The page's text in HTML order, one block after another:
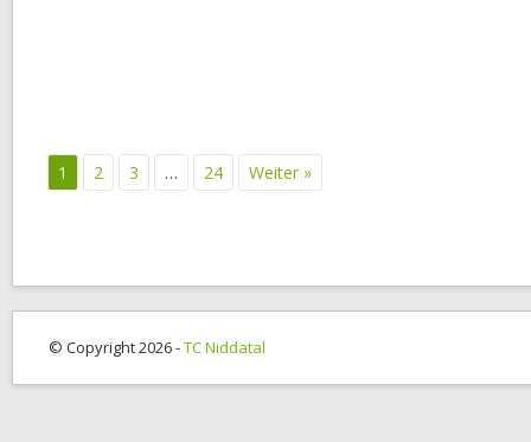
1 2 3 … 24 Weiter »
© Copyright 2026 -TC Niddatal